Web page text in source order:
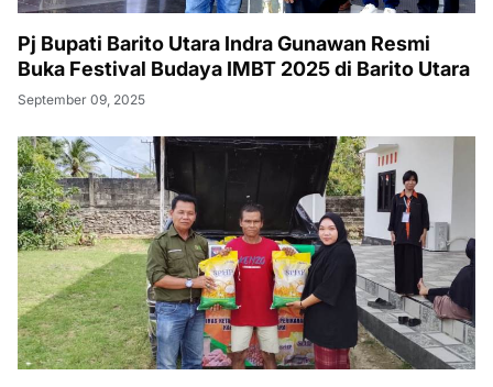
Pj Bupati Barito Utara Indra Gunawan Resmi
Buka Festival Budaya IMBT 2025 di Barito Utara
September 09, 2025